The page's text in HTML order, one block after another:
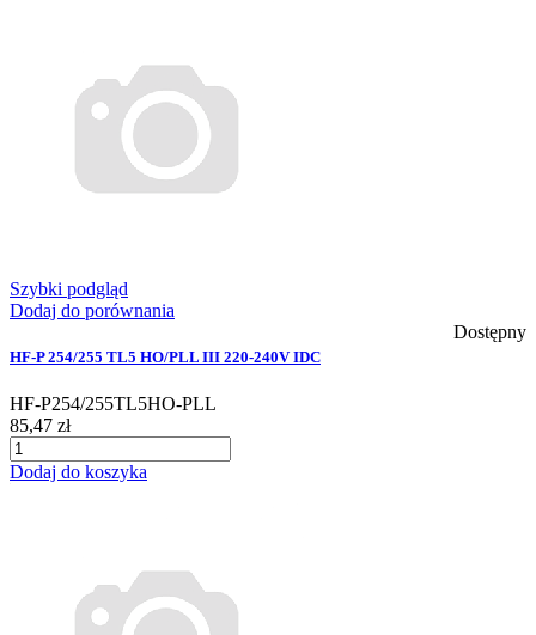
Szybki podgląd
Dodaj do porównania
Dostępny
HF-P 254/255 TL5 HO/PLL III 220-240V IDC
HF-P254/255TL5HO-PLL
85,47 zł
Dodaj do koszyka